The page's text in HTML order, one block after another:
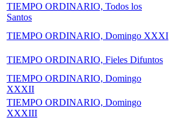
TIEMPO ORDINARIO, Todos los
Santos
TIEMPO ORDINARIO, Domingo XXXI
TIEMPO ORDINARIO, Fieles Difuntos
TIEMPO ORDINARIO, Domingo
XXXII
TIEMPO ORDINARIO, Domingo
XXXIII